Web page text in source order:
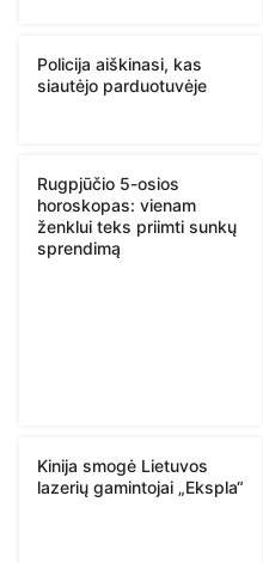
Policija aiškinasi, kas
siautėjo parduotuvėje
Rugpjūčio 5-osios
horoskopas: vienam
ženklui teks priimti sunkų
sprendimą
Kinija smogė Lietuvos
lazerių gamintojai „Ekspla“